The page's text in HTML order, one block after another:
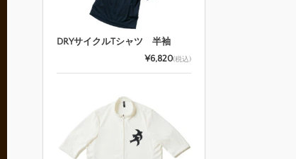
DRYサイクルTシャツ 半袖
¥6,820(税込)